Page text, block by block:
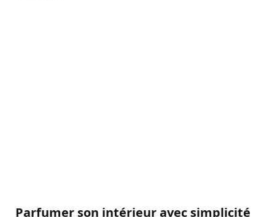
Parfumer son intérieur avec simplicité